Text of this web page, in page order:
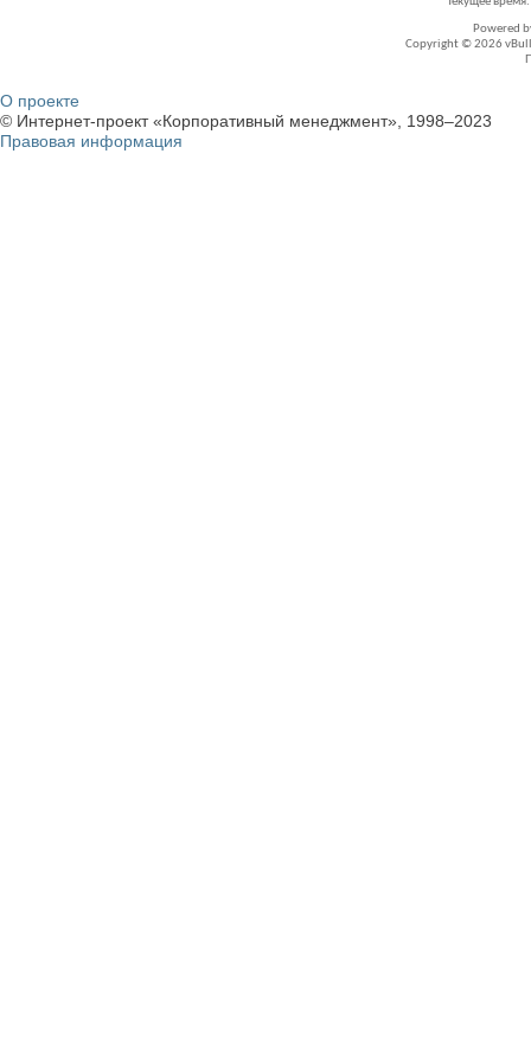
Powered
Copyright © 2026
О проекте
© Интернет-проект «Корпоративный менеджмент», 1998–2023
Правовая информация